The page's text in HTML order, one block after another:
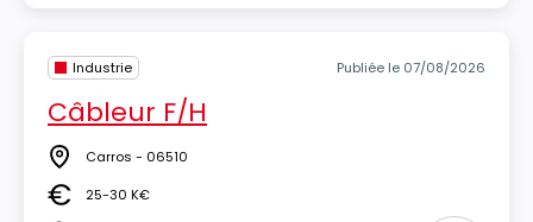
Industrie Publiée le 07/08/2026
Câbleur F/H
Lieu Carros - 06510
Salaire25-30 K€